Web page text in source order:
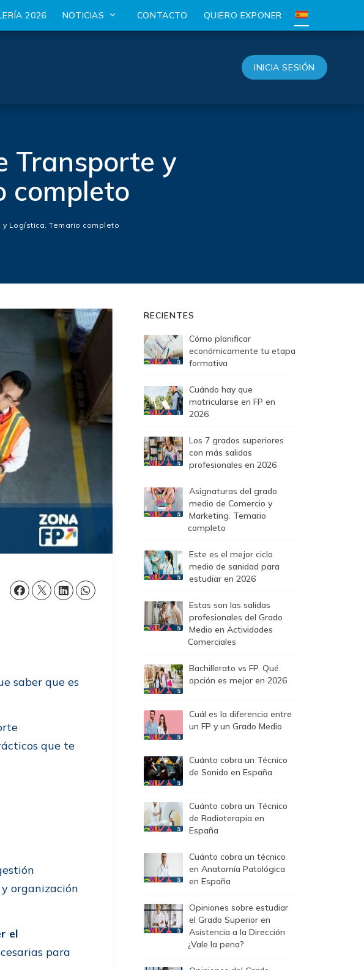
2026 NOTICIAS CONTACTO QUIERO EXPONER
INICIA SESIÓN
Transporte y
completo
Logística. Temario completo
saber que es
que te
organización
el
para
RECIENTES
Cómo planificar
económicamente tu etapa
formativa
Cuándo hay que
matricularse en FP en
2026
Los 7 grados superiores
con más salidas
profesionales en 2026
Asignaturas del grado
medio de Comercio y
Marketing. Temario
completo
Este es el mejor ciclo
medio de sanidad para
estudiar en 2026
Estas son las salidas
profesionales del Grado
Medio en Actividades
Comerciales
Bachillerato vs FP. Qué
opción es mejor en 2026
Cuál es la diferencia entre
un FP y un Grado Medio
Cuánto cobra un Técnico
de Sonido en España
Cuánto cobra un Técnico
de Radioterapia en
España
Cuánto cobra un técnico
en Anatomía Patológica
en España
Opiniones sobre estudiar
el Grado Superior en
Asistencia a la Dirección
¿Vale la pena?